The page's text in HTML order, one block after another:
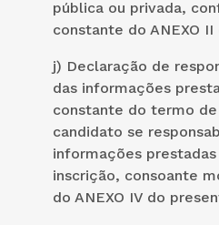
pública ou privada,
constante do ANEXO
j) Declaração de
das informações
constante do termo
candidato se
informações
inscrição, consoante
do ANEXO IV do